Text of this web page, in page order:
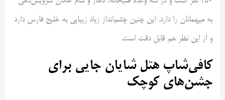
به میهمانان را دارد. این چنین چشم‌انداز زیاد زیبایی به خلیج فارس دارد
و از این نظر هم قابل دقت است.
کافی‌شاپ هتل شایان جایی برای
جشن‌های کوچک